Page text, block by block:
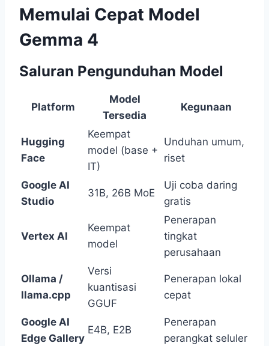
Memulai Cepat Model
Gemma 4
Saluran Pengunduhan Model
Platform
Model
Tersedia
Kegunaan
Hugging
Face
Keempat
model (base +
IT)
Unduhan umum,
riset
Google AI
Studio
31B, 26B MoE
Uji coba daring
gratis
Vertex AI
Keempat
model
Penerapan
tingkat
perusahaan
Ollama /
llama.cpp
Versi
kuantisasi
GGUF
Penerapan lokal
cepat
Google AI
Edge Gallery
E4B, E2B
Penerapan
perangkat seluler